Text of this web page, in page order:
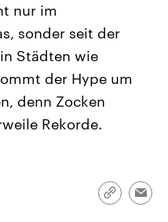
USA
Aktuelle Beiträge,
Hintergründe
Wirtschaftlich und
gehören die Vereinigten
mit großem Einfluss auf
nur im
sonder seit der
Städten wie
der Hype um
denn Zocken
Rekorde.
Link